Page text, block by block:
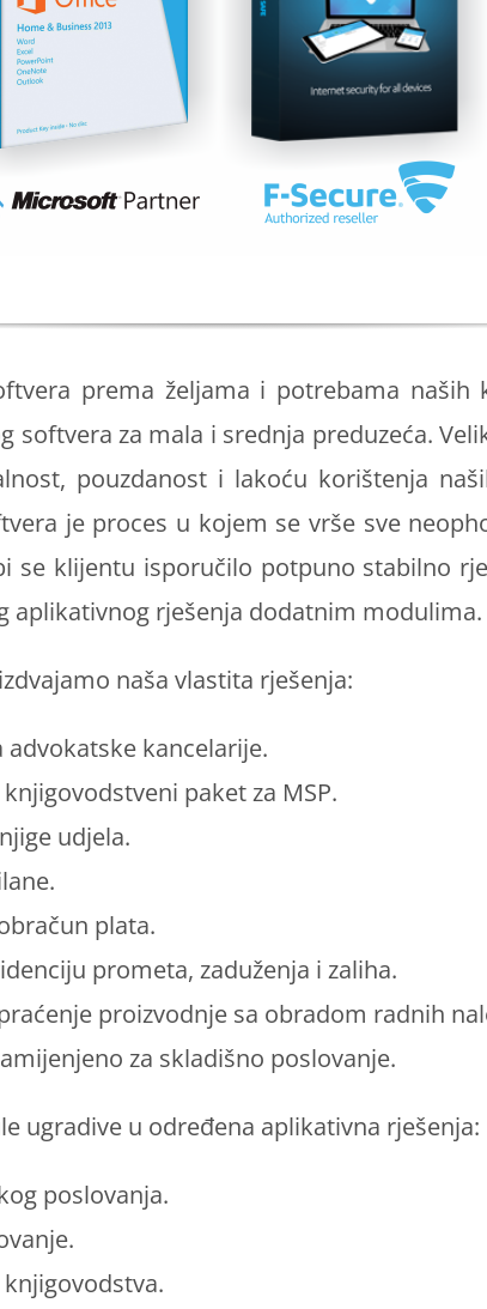
prema željama i potrebama naših
softvera za mala i srednja preduzeća.
pouzdanost i lakoću korištenja
je proces u kojem se vrše sve
se klijentu isporučilo potpuno stabilno
aplikativnog rješenja dodatnim modulima.
naša vlastita rješenja:
advokatske kancelarije.
paket za MSP.
udjela.
plata.
prometa, zaduženja i zaliha.
proizvodnje sa obradom radnih
za skladišno poslovanje.
ugradive u određena aplikativna rješenja:
poslovanja.